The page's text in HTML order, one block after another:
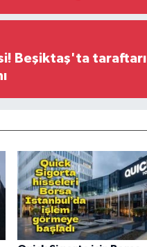
Beşiktaş'ta taraftarı